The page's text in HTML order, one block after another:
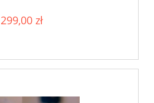
299,00 zł